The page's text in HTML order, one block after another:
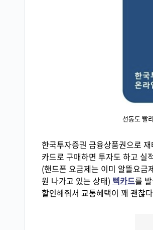
선동도 빨
한국투자증권 금융상품권으로
카드로 구매하면 투자도 하고 실
(핸드폰 요금제는 이미 알뜰요
원 나가고 있는 상태) 삑카드를
할인해줘서 교통혜택이 꽤 괜찮